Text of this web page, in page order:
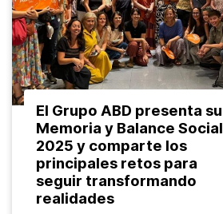
El Grupo ABD presenta su
Memoria y Balance Social
2025 y comparte los
principales retos para
seguir transformando
realidades